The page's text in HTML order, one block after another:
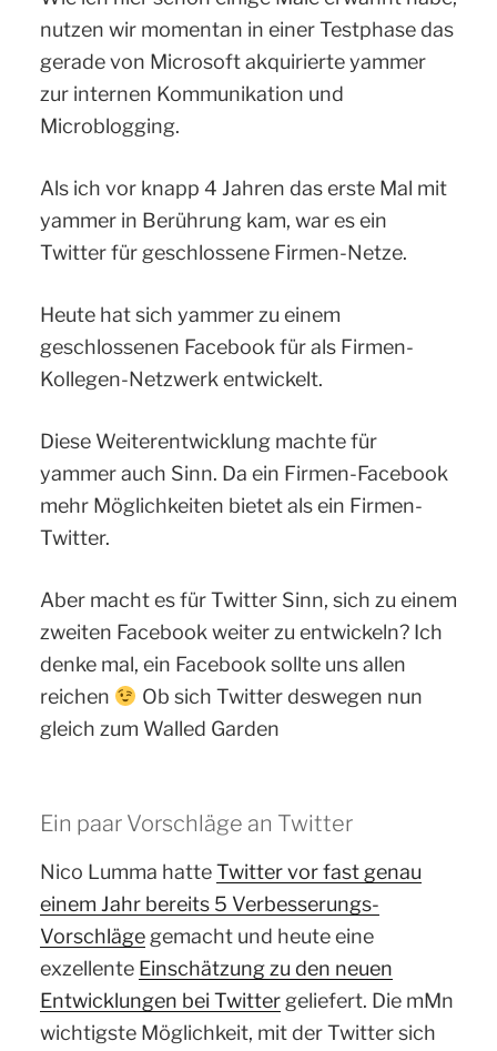
nutzen wir momentan in einer Testphase das
gerade von Microsoft akquirierte yammer
zur internen Kommunikation und
Microblogging.
Als ich vor knapp 4 Jahren das erste Mal mit
yammer in Berührung kam, war es ein
Twitter für geschlossene Firmen-Netze.
Heute hat sich yammer zu einem
geschlossenen Facebook für als Firmen-
Kollegen-Netzwerk entwickelt.
Diese Weiterentwicklung machte für
yammer auch Sinn. Da ein Firmen-Facebook
mehr Möglichkeiten bietet als ein Firmen-
Twitter.
Aber macht es für Twitter Sinn, sich zu einem
zweiten Facebook weiter zu entwickeln? Ich
denke mal, ein Facebook sollte uns allen
reichen
Ob sich Twitter deswegen nun
gleich zum Walled Garden
Ein paar Vorschläge an Twitter
Nico Lumma hatteTwitter vor fast genau
einem Jahr bereits 5 Verbesserungs-
Vorschläge gemacht und heute eine
exzellente Einschätzung zu den neuen
Entwicklungen bei Twitter geliefert. Die mMn
wichtigste Möglichkeit, mit der Twitter sich